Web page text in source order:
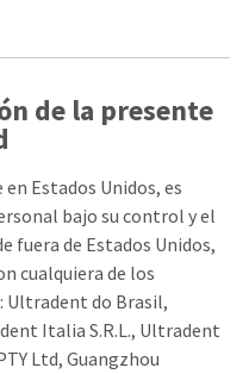
de la presente
Estados Unidos, es
bajo su control y el
fuera de Estados Unidos,
cualquiera de los
Ultradent do Brasil,
Italia S.R.L., Ultradent
Ltd, Guangzhou